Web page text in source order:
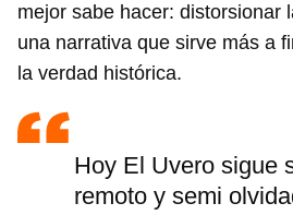
mejor sabe hacer: distorsionar
una narrativa que sirve más a
la verdad histórica.
Hoy El Uvero sigue
remoto y semi